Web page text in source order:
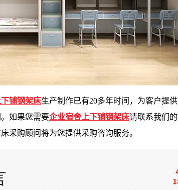
铺钢架床生产制作已有20多年时间，为客户提
如果您需要企业宿舍上下铺钢架床请联系我们的
采购顾问将为您提供采购咨询服务。